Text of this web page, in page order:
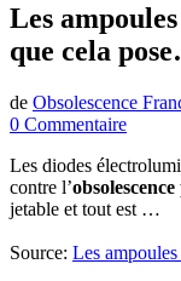
Les
que cela
de Obsolescence
0 Commentaire
Les diodes
contre l’
jetable et tout est …
Source: Les